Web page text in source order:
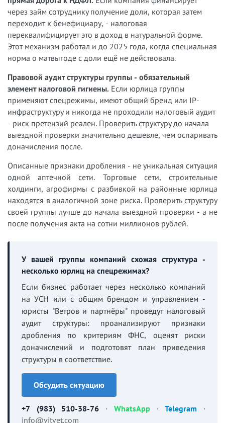
через займ сотруднику получение доли, которая затем
переходит к бенефициару, - налоговая
переквалифицирует это в доход в натуральной форме.
Этот механизм работал и до 2025 года, когда специальная
норма о матвыгоде с доли ещё не действовала.
Правовой аудит структуры группы - обязательный
элемент налоговой гигиены. Если юрлица группы
применяют спецрежимы, имеют общий бренд или IP-
инфраструктуру и никогда не проходили налоговый аудит
- риск претензий реален. Проверить структуру до начала
выездной проверки значительно дешевле, чем оспаривать
доначисления после.
Описанные признаки дробления - не уникальная ситуация
одной аптечной сети. Торговые сети, строительные
холдинги, агрофирмы с разбивкой на районные юрлица
находятся в аналогичной зоне риска. Проверить структуру
своей группы лучше до начала выездной проверки - а не
после получения акта на сотни миллионов рублей.
У вашей группы компаний схожая структура -
несколько юрлиц на спецрежимах?
Если бизнес работает через несколько компаний
на УСН или с общим брендом и управлением -
юристы "Ветров и партнёры" проведут налоговый
аудит структуры: проанализируют признаки
дробления по критериям ФНС, оценят риски
доначислений и подготовят план приведения
структуры в соответствие.
Обсудить ситуацию
+7 (983) 510-38-76 · WhatsApp ·Telegram ·
info@vitvet.com